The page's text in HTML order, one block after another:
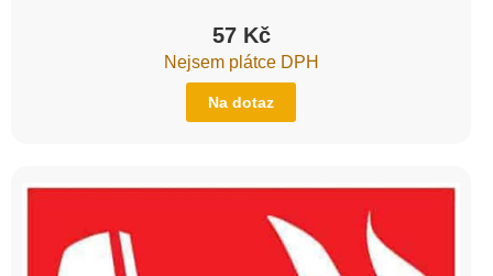
57 Kč
Nejsem plátce DPH
Na dotaz